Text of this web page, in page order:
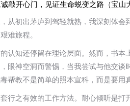
诚敲开心门，见证生命蜕变之路（宝山
从初出茅庐到驾轻就熟，我深刻体
难旅程。
认知还停留在理论层面。然而，书
眼神空洞而警惕，当我尝试与他交
帮教不是简单的照本宣科，而是要用
行之有效的工作方法。耐心倾听是